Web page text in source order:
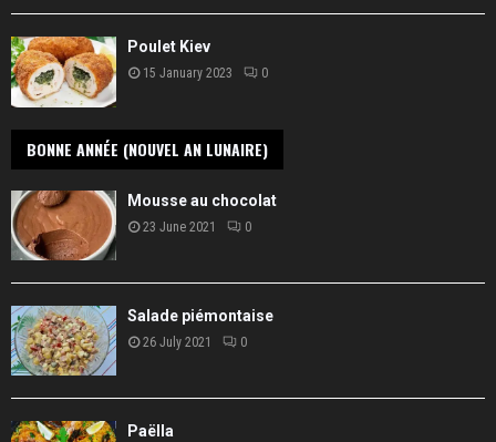
Poulet Kiev
15 January 2023 0
BONNE ANNÉE (NOUVEL AN LUNAIRE)
Mousse au chocolat
23 June 2021 0
Salade piémontaise
26 July 2021 0
Paëlla